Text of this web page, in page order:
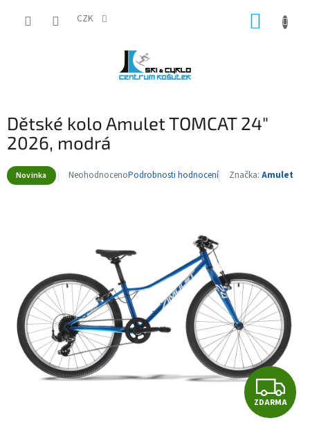
CZK
Dětské kolo Amulet TOMCAT 24"
2026, modrá
Novinka
Průměrné
hvězdiček.
NeohodnocenoPodrobnosti hodnocení Značka: Amulet
Z
D
ZDARMA